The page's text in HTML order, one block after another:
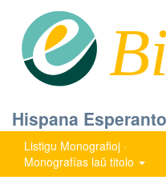
Hispana
Listigu Monografioj ·
Monografías laŭ titolo